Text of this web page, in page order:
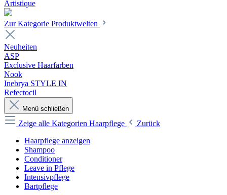
Artistique
Zur Kategorie Produktwelten
Neuheiten
ASP
Exclusive Haarfarben
Nook
Inebrya STYLE IN
Refectocil
Menü schließen
Zeige alle Kategorien Haarpflege
Zurück
Haarpflege anzeigen
Shampoo
Conditioner
Leave in Pflege
Intensivpflege
Bartpflege